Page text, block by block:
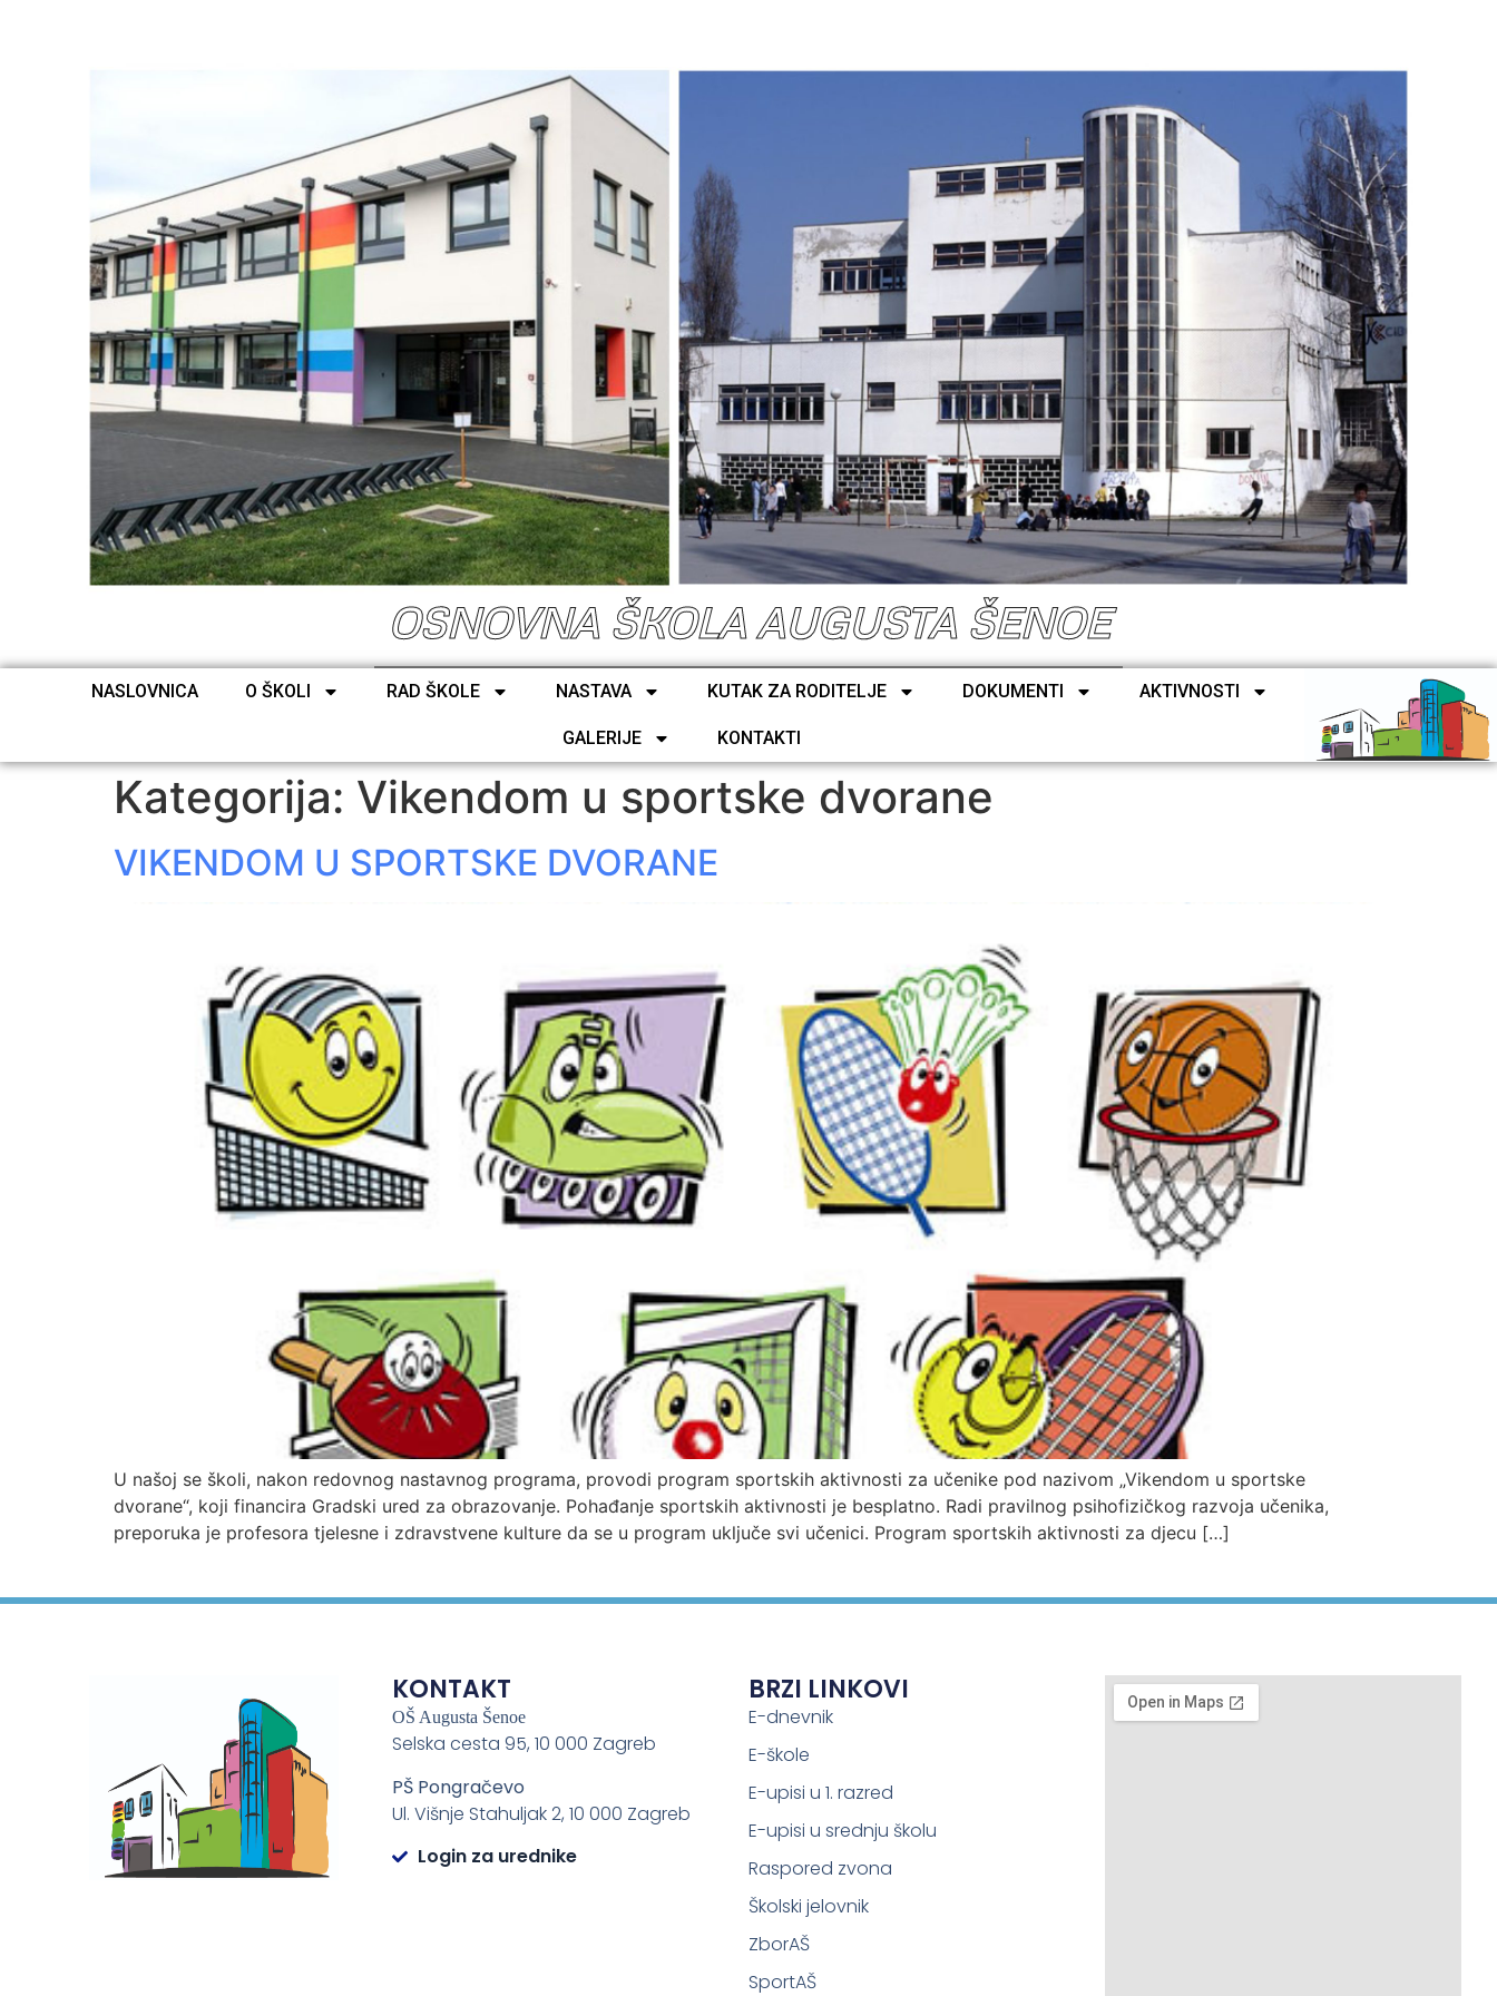
OSNOVNA ŠKOLA AUGUSTA ŠENOE
NASLOVNICA O ŠKOLI RAD ŠKOLE NASTAVA KUTAK ZA RODITELJE DOKUMENTI AKTIVNOSTI
GALERIJE KONTAKTI
Kategorija: Vikendom u sportske dvorane
VIKENDOM U SPORTSKE DVORANE
U našoj se školi, nakon redovnog nastavnog programa, provodi program sportskih aktivnosti za učenike pod nazivom „Vikendom u sportske
dvorane“, koji financira Gradski ured za obrazovanje. Pohađanje sportskih aktivnosti je besplatno. Radi pravilnog psihofizičkog razvoja učenika,
preporuka je profesora tjelesne i zdravstvene kulture da se u program uključe svi učenici. Program sportskih aktivnosti za djecu […]
KONTAKT
OŠ Augusta Šenoe
Selska cesta 95, 10 000 Zagreb
PŠ Pongračevo
Ul. Višnje Stahuljak 2, 10 000 Zagreb
Login za urednike
BRZI LINKOVI
E-dnevnik
E-škole
E-upisi u 1. razred
E-upisi u srednju školu
Raspored zvona
Školski jelovnik
ZborAŠ
SportAŠ